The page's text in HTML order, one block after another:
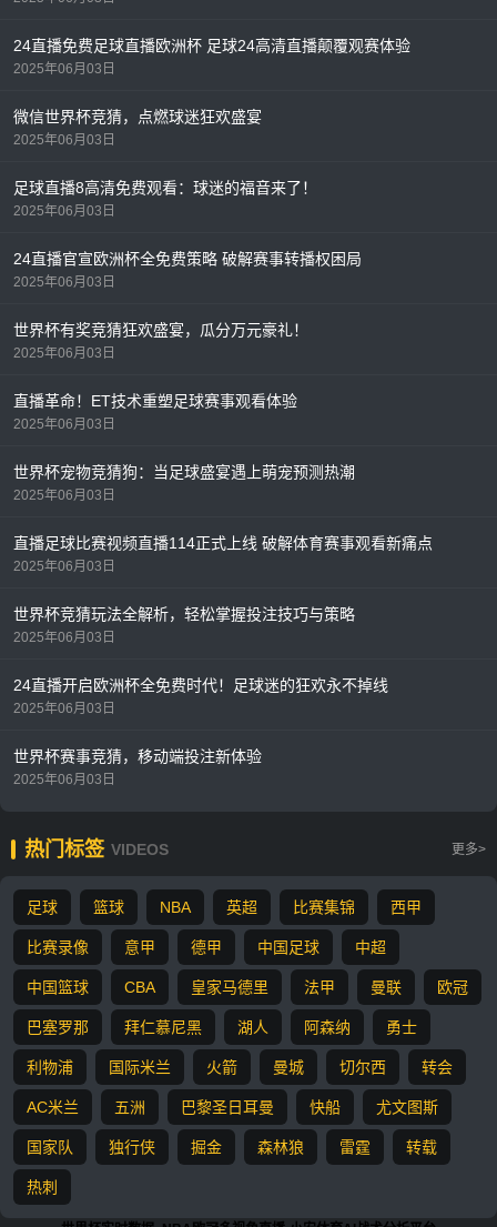
24直播免费足球直播欧洲杯 足球24高清直播颠覆观赛体验
2025年06月03日
微信世界杯竞猜，点燃球迷狂欢盛宴
2025年06月03日
足球直播8高清免费观看：球迷的福音来了！
2025年06月03日
24直播官宣欧洲杯全免费策略 破解赛事转播权困局
2025年06月03日
世界杯有奖竞猜狂欢盛宴，瓜分万元豪礼！
2025年06月03日
直播革命！ET技术重塑足球赛事观看体验
2025年06月03日
世界杯宠物竞猜狗：当足球盛宴遇上萌宠预测热潮
2025年06月03日
直播足球比赛视频直播114正式上线 破解体育赛事观看新痛点
2025年06月03日
世界杯竞猜玩法全解析，轻松掌握投注技巧与策略
2025年06月03日
24直播开启欧洲杯全免费时代！足球迷的狂欢永不掉线
2025年06月03日
世界杯赛事竞猜，移动端投注新体验
2025年06月03日
热门标签 VIDEOS 更多>
足球 篮球 NBA 英超 比赛集锦 西甲
比赛录像 意甲 德甲 中国足球 中超
中国篮球 CBA 皇家马德里 法甲 曼联 欧冠
巴塞罗那 拜仁慕尼黑 湖人 阿森纳 勇士
利物浦 国际米兰 火箭 曼城 切尔西 转会
AC米兰 五洲 巴黎圣日耳曼 快船 尤文图斯
国家队 独行侠 掘金 森林狼 雷霆 转载
热刺